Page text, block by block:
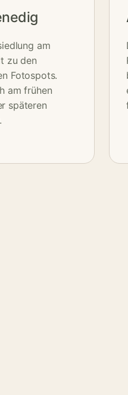
am
zu den
Fotospots.
am frühen
späteren